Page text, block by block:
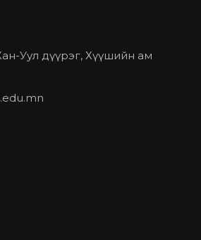
Уул дүүрэг, Хүүшийн ам